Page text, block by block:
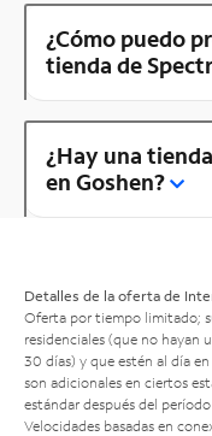
¿Cómo puedo
tienda de
¿Hay una
en Goshen?
Detalles de la oferta de
Oferta por tiempo limitado;
residenciales (que no hayan
30 días) y que estén al día
son adicionales en ciertos
estándar después del
Velocidades basadas en